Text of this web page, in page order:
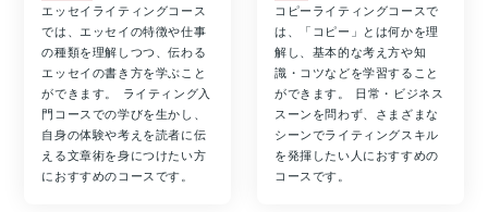
エッセイライティングコース
では、エッセイの特徴や仕事
の種類を理解しつつ、伝わる
エッセイの書き方を学ぶこと
ができます。 ライティング入
門コースでの学びを生かし、
自身の体験や考えを読者に伝
える文章術を身につけたい方
におすすめのコースです。
コピーライティングコースで
は、「コピー」とは何かを理
解し、基本的な考え方や知
識・コツなどを学習すること
ができます。 日常・ビジネス
スーンを問わず、さまざまな
シーンでライティングスキル
を発揮したい人におすすめの
コースです。